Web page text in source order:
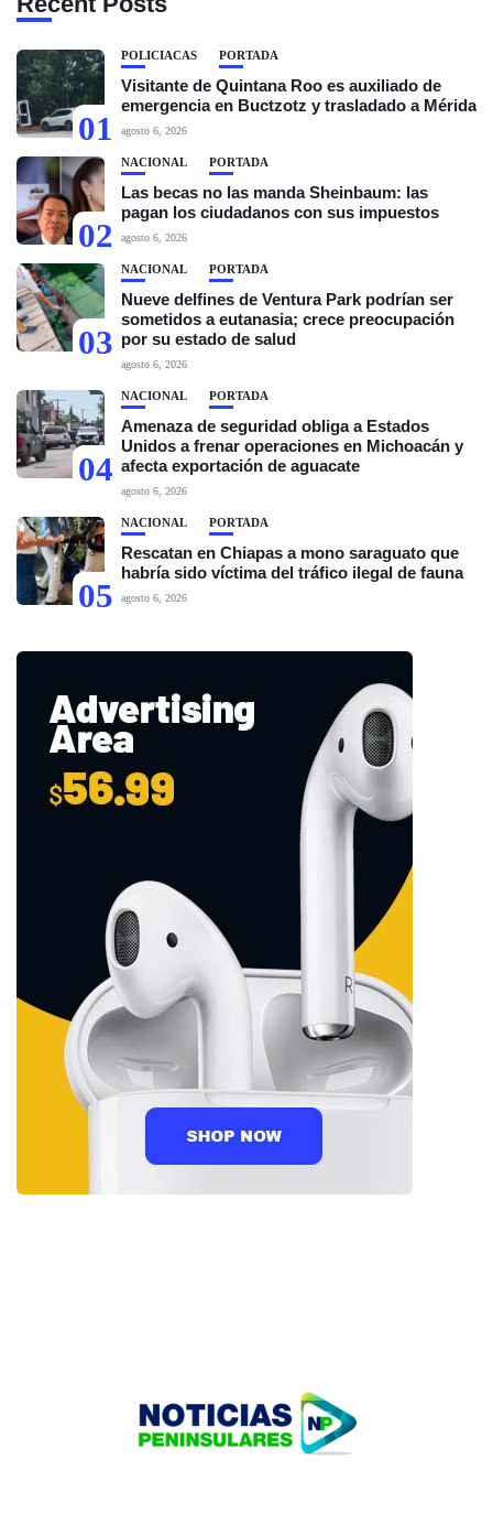
01
POLICIACAS PORTADA
Visitante de Quintana Roo es auxiliado de
emergencia en Buctzotz y trasladado a Mérida
agosto 6, 2026
02
NACIONAL PORTADA
Las becas no las manda Sheinbaum: las
pagan los ciudadanos con sus impuestos
agosto 6, 2026
03
NACIONAL PORTADA
Nueve delfines de Ventura Park podrían ser
sometidos a eutanasia; crece preocupación
por su estado de salud
agosto 6, 2026
04
NACIONAL PORTADA
Amenaza de seguridad obliga a Estados
Unidos a frenar operaciones en Michoacán y
afecta exportación de aguacate
agosto 6, 2026
05
NACIONAL PORTADA
Rescatan en Chiapas a mono saraguato que
habría sido víctima del tráfico ilegal de fauna
agosto 6, 2026